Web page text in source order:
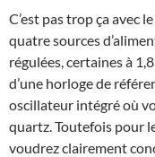
C’est pas trop ça avec
quatre sources
régulées, certaines à
d’une horloge de
oscillateur intégré où
quartz. Toutefois pour
voudrez clairement